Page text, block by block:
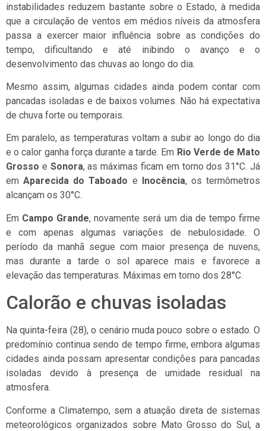
instabilidades reduzem bastante sobre o Estado, à medida
que a circulação de ventos em médios níveis da atmosfera
passa a exercer maior influência sobre as condições do
tempo, dificultando e até inibindo o avanço e o
desenvolvimento das chuvas ao longo do dia.
Mesmo assim, algumas cidades ainda podem contar com
pancadas isoladas e de baixos volumes. Não há expectativa
de chuva forte ou temporais.
Em paralelo, as temperaturas voltam a subir ao longo do dia
e o calor ganha força durante a tarde. Em Rio Verde de Mato
Grosso e Sonora, as máximas ficam em torno dos 31°C. Já
emAparecida do Taboado e Inocência, os termômetros
alcançam os 30°C.
Em Campo Grande, novamente será um dia de tempo firme
e com apenas algumas variações de nebulosidade. O
período da manhã segue com maior presença de nuvens,
mas durante a tarde o sol aparece mais e favorece a
elevação das temperaturas. Máximas em torno dos 28°C.
Calorão e chuvas isoladas
Na quinta-feira (28), o cenário muda pouco sobre o estado. O
predomínio continua sendo de tempo firme, embora algumas
cidades ainda possam apresentar condições para pancadas
isoladas devido à presença de umidade residual na
atmosfera.
Conforme a Climatempo, sem a atuação direta de sistemas
meteorológicos organizados sobre Mato Grosso do Sul, a